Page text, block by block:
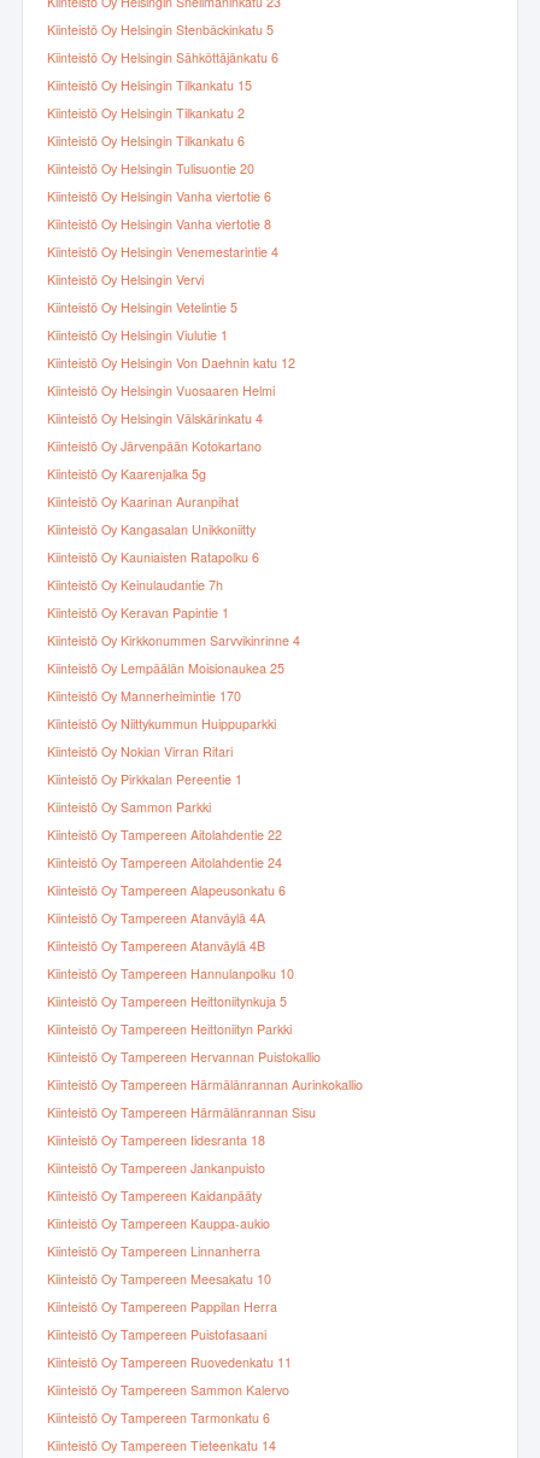
Kiinteistö Oy Helsingin Stenbäckinkatu 5
Kiinteistö Oy Helsingin Sähköttäjänkatu 6
Kiinteistö Oy Helsingin Tilkankatu 15
Kiinteistö Oy Helsingin Tilkankatu 2
Kiinteistö Oy Helsingin Tilkankatu 6
Kiinteistö Oy Helsingin Tulisuontie 20
Kiinteistö Oy Helsingin Vanha viertotie 6
Kiinteistö Oy Helsingin Vanha viertotie 8
Kiinteistö Oy Helsingin Venemestarintie 4
Kiinteistö Oy Helsingin Vervi
Kiinteistö Oy Helsingin Vetelintie 5
Kiinteistö Oy Helsingin Viulutie 1
Kiinteistö Oy Helsingin Von Daehnin katu 12
Kiinteistö Oy Helsingin Vuosaaren Helmi
Kiinteistö Oy Helsingin Välskärinkatu 4
Kiinteistö Oy Järvenpään Kotokartano
Kiinteistö Oy Kaarenjalka 5g
Kiinteistö Oy Kaarinan Auranpihat
Kiinteistö Oy Kangasalan Unikkoniitty
Kiinteistö Oy Kauniaisten Ratapolku 6
Kiinteistö Oy Keinulaudantie 7h
Kiinteistö Oy Keravan Papintie 1
Kiinteistö Oy Kirkkonummen Sarvvikinrinne 4
Kiinteistö Oy Lempäälän Moisionaukea 25
Kiinteistö Oy Mannerheimintie 170
Kiinteistö Oy Niittykummun Huippuparkki
Kiinteistö Oy Nokian Virran Ritari
Kiinteistö Oy Pirkkalan Pereentie 1
Kiinteistö Oy Sammon Parkki
Kiinteistö Oy Tampereen Aitolahdentie 22
Kiinteistö Oy Tampereen Aitolahdentie 24
Kiinteistö Oy Tampereen Alapeusonkatu 6
Kiinteistö Oy Tampereen Atanväylä 4A
Kiinteistö Oy Tampereen Atanväylä 4B
Kiinteistö Oy Tampereen Hannulanpolku 10
Kiinteistö Oy Tampereen Heittoniitynkuja 5
Kiinteistö Oy Tampereen Heittoniityn Parkki
Kiinteistö Oy Tampereen Hervannan Puistokallio
Kiinteistö Oy Tampereen Härmälänrannan Aurinkokallio
Kiinteistö Oy Tampereen Härmälänrannan Sisu
Kiinteistö Oy Tampereen Iidesranta 18
Kiinteistö Oy Tampereen Jankanpuisto
Kiinteistö Oy Tampereen Kaidanpääty
Kiinteistö Oy Tampereen Kauppa-aukio
Kiinteistö Oy Tampereen Linnanherra
Kiinteistö Oy Tampereen Meesakatu 10
Kiinteistö Oy Tampereen Pappilan Herra
Kiinteistö Oy Tampereen Puistofasaani
Kiinteistö Oy Tampereen Ruovedenkatu 11
Kiinteistö Oy Tampereen Sammon Kalervo
Kiinteistö Oy Tampereen Tarmonkatu 6
Kiinteistö Oy Tampereen Tieteenkatu 14